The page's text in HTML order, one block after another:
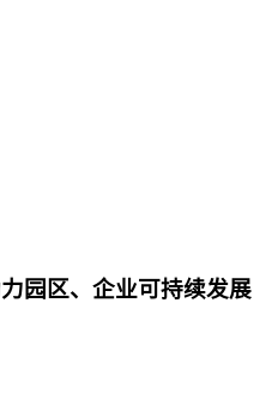
园区、企业可持续发展